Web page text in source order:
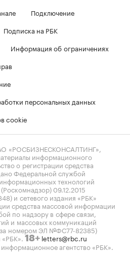
Подключение
Подписка на РБК
Информация об ограничениях
персональных данных
cookie
«РОСБИЗНЕСКОНСАЛТИНГ»,
информационного
о регистрации средства
Федеральной службой
технологий
09.12.2015
и сетевого издания «РБК»
средства массовой информации
по надзору в сфере связи,
и массовых коммуникаций
за номером ЭЛ №ФС77-82385)
18+ letters@rbc.ru
агентство «РБК».